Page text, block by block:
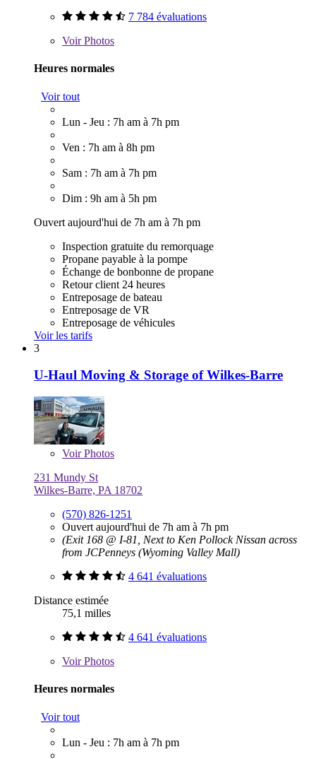
7 784 évaluations
VoirPhotos
Heures normales
Voir tout
Lun - Jeu : 7h am à 7h pm
Ven : 7h am à 8h pm
Sam : 7h am à 7h pm
Dim : 9h am à 5h pm
Ouvert aujourd'hui de 7h am à 7h pm
Inspection gratuite du remorquage
Propane payable à la pompe
Échange de bonbonne de propane
Retour client 24 heures
Entreposage de bateau
Entreposage de VR
Entreposage de véhicules
Voir les tarifs
3
U-Haul Moving & Storage of Wilkes-Barre
VoirPhotos
231 Mundy St
Wilkes-Barre, PA 18702
(570) 826-1251
Ouvert aujourd'hui de 7h am à 7h pm
(Exit 168 @ I-81, Next to Ken Pollock Nissan across
from JCPenneys (Wyoming Valley Mall)
4 641 évaluations
Distance estimée
75,1 milles
4 641 évaluations
VoirPhotos
Heures normales
Voir tout
Lun - Jeu : 7h am à 7h pm